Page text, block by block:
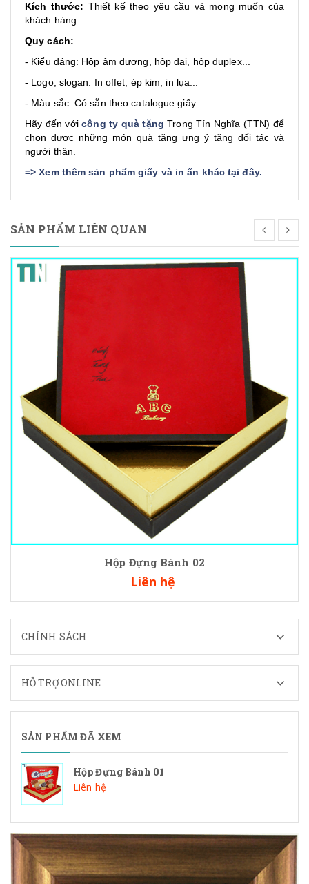
Kích thước: Thiết kế theo yêu cầu và mong muốn của
khách hàng.
Quy cách:
- Kiểu dáng: Hộp âm dương, hộp đai, hộp duplex...
- Logo, slogan: In offet, ép kim, in lụa...
- Màu sắc: Có sẵn theo catalogue giấy.
Hãy đến vớicông ty quà tặng Trọng Tín Nghĩa (TTN) để
chọn được những món quà tặng ưng ý tặng đối tác và
người thân.
=>Xem thêm sản phẩm giấy và in ấn khác tại đây.
SẢN PHẨM LIÊN QUAN
Hộp Đựng Bánh 02
Liên hệ
CHÍNH SÁCH
HỖ TRỢ ONLINE
SẢN PHẨM ĐÃ XEM
Hộp Đựng Bánh 01
Liên hệ